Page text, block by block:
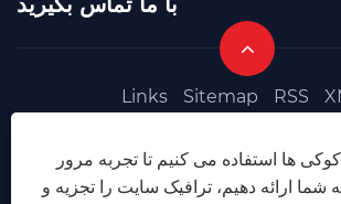
Links Sitemap RSS
کپی رایت © 2025 Foshan Jinqiu Valve Co., Ltd. کلیهکوکی ها استفاده می کنیم تا تجربه مرور
شما ارائه دهیم، ترافیک سایت را تجزیه و